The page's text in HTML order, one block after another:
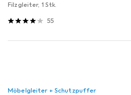
Filzgleiter, 1 Stk.
55
Möbelgleiter + Schutzpuffer